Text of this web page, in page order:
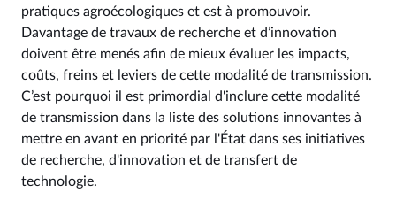
pratiques agroécologiques et est à promouvoir.
Davantage de travaux de recherche et d’innovation
doivent être menés afin de mieux évaluer les impacts,
coûts, freins et leviers de cette modalité de transmission.
C’est pourquoi il est primordial d'inclure cette modalité
de transmission dans la liste des solutions innovantes à
mettre en avant en priorité par l'État dans ses initiatives
de recherche, d'innovation et de transfert de
technologie.